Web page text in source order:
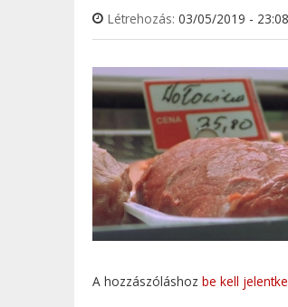
Létrehozás: 03/05/2019 - 23:08
A hozzászóláshoz be kell